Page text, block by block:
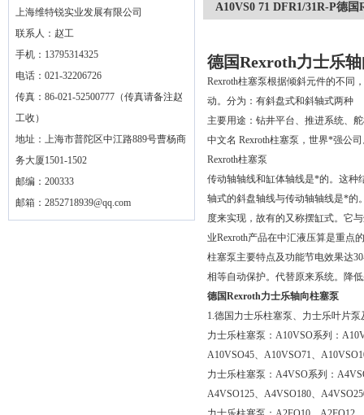
上海维特锐实业发展有限公司
联系人：赵工
手机：13795314325
电话：021-32206726
传真：86-021-52500777（传真请备注赵
工收）
地址：上海市普陀区中江路889号曹杨商
务大厦1501-1502
邮编：200333
邮箱： 2852718939@qq.com
A10VS0 71 DFR1/31R-P德
德国Rexroth力士乐
Rexroth柱塞泵根据倾斜元件的不同
动。分为：有斜盘式和斜轴式两种
主要用途：钻井平台、推进系统、
中文名 Rexroth柱塞泵，世界*强公
Rexroth柱塞泵
传动轴轴线和缸体轴线是*的。这种
轴式的斜盘轴线与传动轴轴线是*的
度来实现，故有的又称摆缸式。它
业Rexroth产品在中汇液压算是重点
柱塞泵主要特点及功能节电效果达
相等自动保护。代替原来系统。降
德国Rexroth力士乐轴向柱塞泵
1.德国力士乐柱塞泵、力士乐叶片泵
力士乐柱塞泵：A10VSO系列：
A10VSO45、A10VSO71、
力士乐柱塞泵：A4VSO系列：
A4VSO125、A4VSO180、